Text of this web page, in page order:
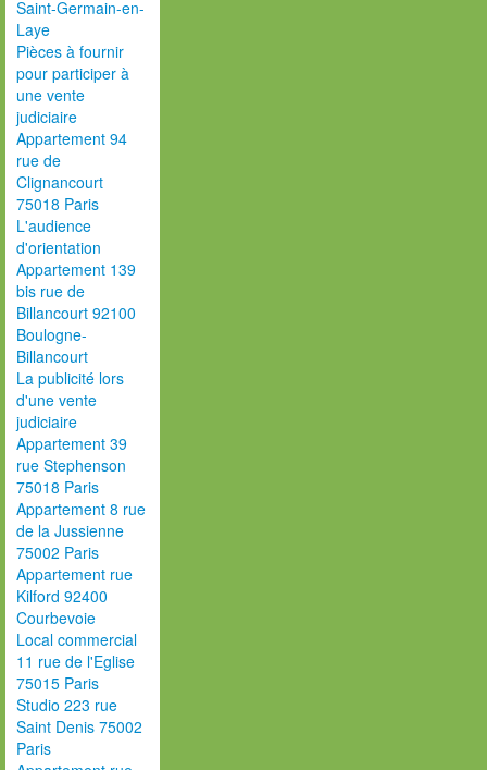
Saint-Germain-en-
Laye
Pièces à fournir
pour participer à
une vente
judiciaire
Appartement 94
rue de
Clignancourt
75018 Paris
L'audience
d'orientation
Appartement 139
bis rue de
Billancourt 92100
Boulogne-
Billancourt
La publicité lors
d'une vente
judiciaire
Appartement 39
rue Stephenson
75018 Paris
Appartement 8 rue
de la Jussienne
75002 Paris
Appartement rue
Kilford 92400
Courbevoie
Local commercial
11 rue de l'Eglise
75015 Paris
Studio 223 rue
Saint Denis 75002
Paris